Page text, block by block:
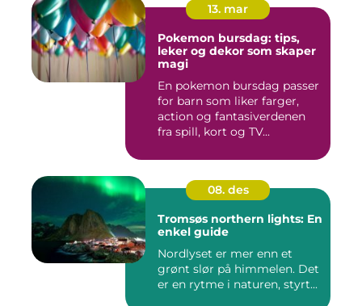
13. mar
Pokemon bursdag: tips,
leker og dekor som skaper
magi
En pokemon bursdag passer
for barn som liker farger,
action og fantasiverdenen
fra spill, kort og TV...
08. des
Tromsøs northern lights: En
enkel guide
Nordlyset er mer enn et
grønt slør på himmelen. Det
er en rytme i naturen, styrt...